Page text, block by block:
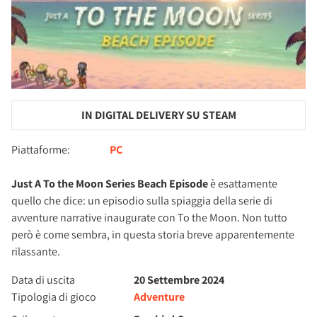
IN DIGITAL DELIVERY SU STEAM
Piattaforme: PC
Just A To the Moon Series Beach Episodeè esattamente
quello che dice: un episodio sulla spiaggia della serie di
avventure narrative inaugurate con To the Moon. Non tutto
però è come sembra, in questa storia breve apparentemente
rilassante.
Data di uscita
20 Settembre 2024
Tipologia di gioco
Adventure